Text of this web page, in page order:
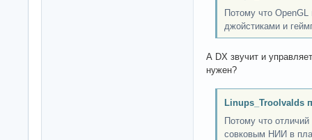
Потому что OpenGL
джойстиками и
А DX звучит и
нужен?
Linups_Troolvalds
Потому что
совковым НИИ в